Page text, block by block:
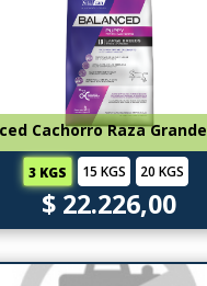
Cachorro Raza Grande
3 KGS 15 KGS 20 KGS
$ 22.226,00